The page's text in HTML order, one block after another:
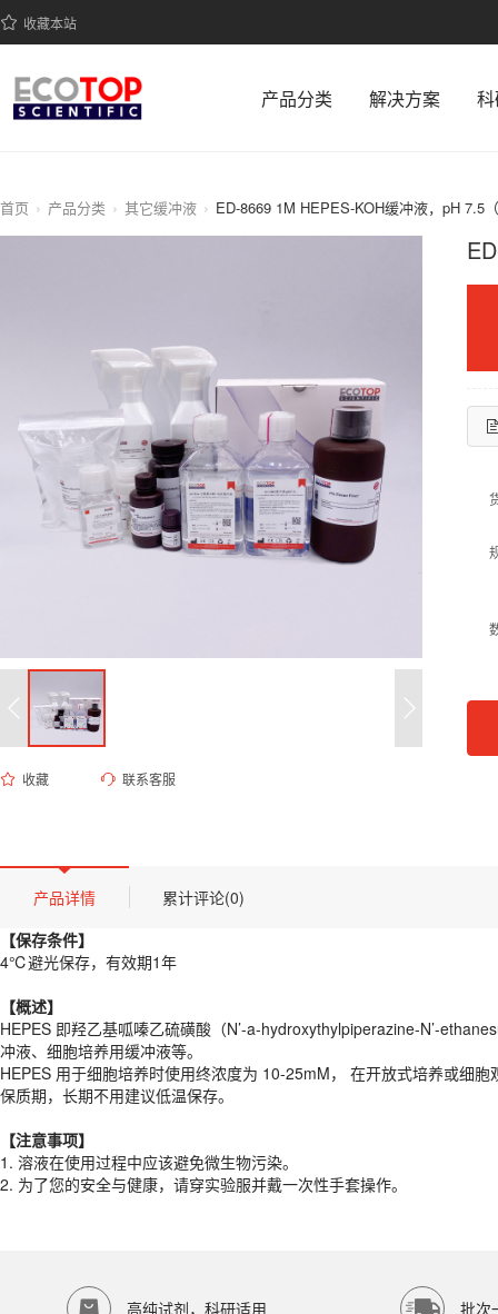
收藏本站
产品分类 解决方案
首页 产品分类 其它缓冲液 ED-8669 1M HEPES-KOH缓冲液，pH 7.5
收藏 联系客服
产品描述
【保存条件】
4℃避光保存，有效期1年
【概述】
HEPES 用于细胞培养时使用终浓度为 10-25mM， 在开放式培养或细
【注意事项】
1.溶液在使用过程中应该避免微生物污染。
2.为了您的安全与健康，请穿实验服并戴一次性手套操作。
货期
1-2天
规格
100ml
应用领域
4℃避光保存
产品详情
累计评论(0)
【保存条件】
4℃避光保存，有效期1年
【概述】
HEPES 即羟乙基呱嗪乙硫磺酸（N’-a-hydroxythylpiperazine-N’-
冲液、细胞培养用缓冲液等。
HEPES 用于细胞培养时使用终浓度为 10-25mM， 在开放式培养或细
保质期，长期不用建议低温保存。
【注意事项】
1. 溶液在使用过程中应该避免微生物污染。
2. 为了您的安全与健康，请穿实验服并戴一次性手套操作。
高纯试剂，科研适用 批次